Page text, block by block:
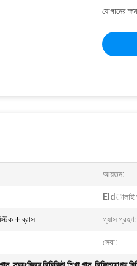
যোগানের
আয়তন:
Eldালাই
+ ব্রাস গ্যাস গ্রহণ:
সেবা: